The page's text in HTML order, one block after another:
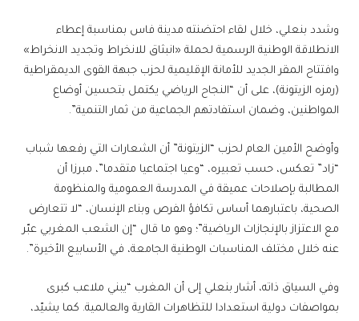
وشدد بنعلي، خلال لقاء احتضنته مدينة فاس بمناسبة إعطاء
الانطلاقة الوطنية الرسمية لحملة «انبثاق للانخراط وتجديد الانخراط»
وافتتاح المقر الجديد للأمانة الإقليمية لحزب جبهة القوى الديمقراطية
(رمزه الزيتونة)، على أن “النجاح الرياضي يكتمل بتحسين أوضاع
المواطنين، وضمان استفادتهم الجماعية من ثمار التنمية”.
وأوضح الأمين العام لحزب “الزيتونة” أن الشعارات التي رفعها شباب
“زاد” تعكس، حسب تعبيره، “وعيا اجتماعيا متقدما”، مبرزا أن
المطالبة بإصلاحات عميقة في المدرسة العمومية والمنظومة
الصحية، باعتبارهما أساس تكافؤ الفرص وبناء الإنسان، “لا تتعارض
مع الاعتزاز بالإنجازات الرياضية”؛ وهو ما قال “إن الشعب المغربي عبّر
عنه خلال مختلف المناسبات الوطنية الجامعة، في الأسابيع الأخيرة”.
وفي السياق ذاته، أشار بنعلي إلى أن المغرب “يبني ملاعب كبرى
بمواصفات دولية استعدادا للتظاهرات القارية والعالمية. كما يشيّد،